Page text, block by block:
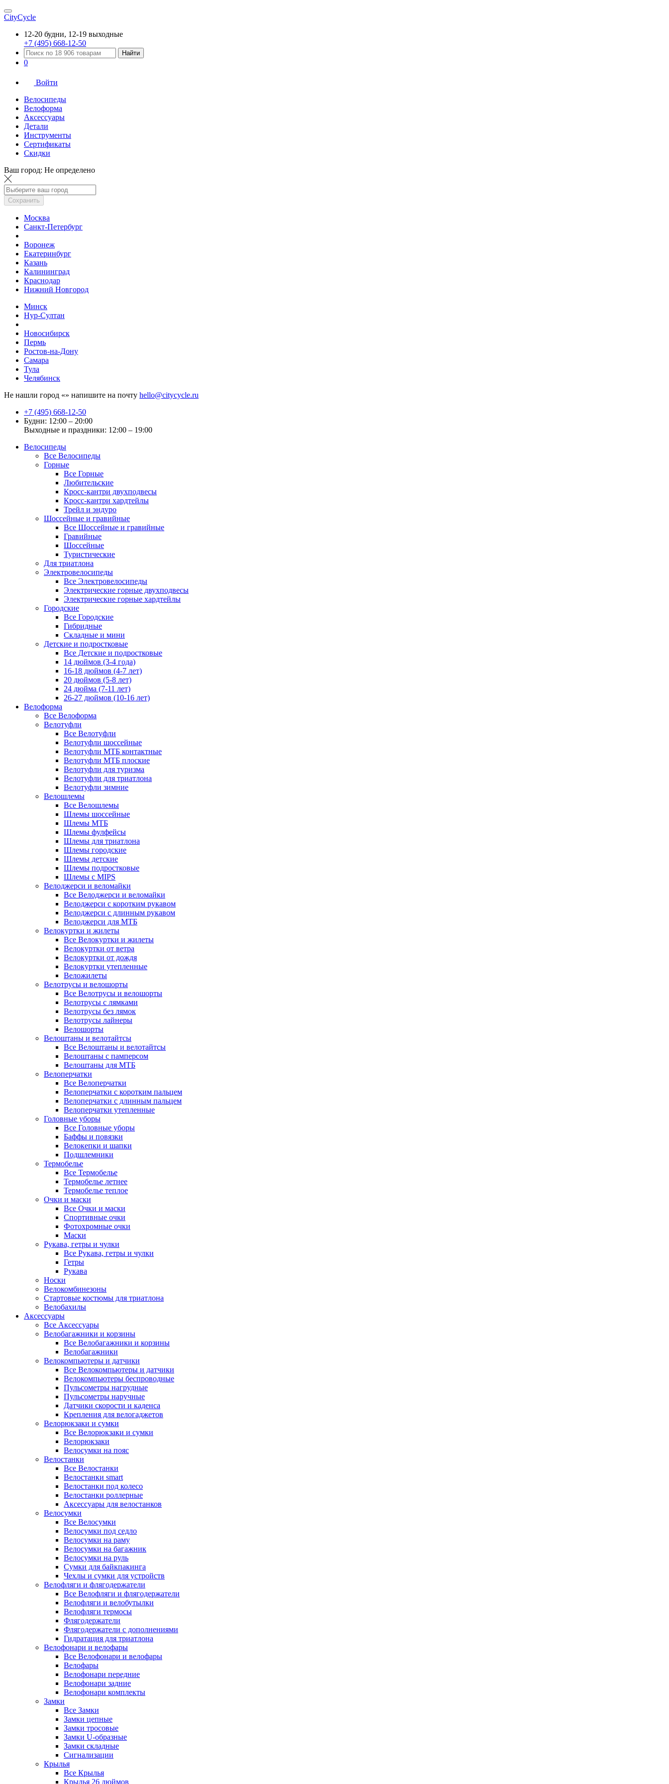
CityCycle
12-20 будни, 12-19 выходные
+7 (495) 668-12-50
Найти
0
Войти
Велосипеды
Велоформа
Аксессуары
Детали
Инструменты
Сертификаты
Скидки
Ваш город: Не определено
Сохранить
Москва
Санкт-Петербург
Воронеж
Екатеринбург
Казань
Калининград
Краснодар
Нижний Новгород
Минск
Нур-Султан
Новосибирск
Пермь
Ростов-на-Дону
Самара
Тула
Челябинск
Не нашли город «» напишите на почту hello@citycycle.ru
+7 (495) 668-12-50
Будни: 12:00 – 20:00
Выходные и праздники: 12:00 – 19:00
Велосипеды
Все Велосипеды
Горные
Все Горные
Любительские
Кросс-кантри двухподвесы
Кросс-кантри хардтейлы
Трейл и эндуро
Шоссейные и гравийные
Все Шоссейные и гравийные
Гравийные
Шоссейные
Туристические
Для триатлона
Электровелосипеды
Все Электровелосипеды
Электрические горные двухподвесы
Электрические горные хардтейлы
Городские
Все Городские
Гибридные
Складные и мини
Детские и подростковые
Все Детские и подростковые
14 дюймов (3-4 года)
16-18 дюймов (4-7 лет)
20 дюймов (5-8 лет)
24 дюйма (7-11 лет)
26-27 дюймов (10-16 лет)
Велоформа
Все Велоформа
Велотуфли
Все Велотуфли
Велотуфли шоссейные
Велотуфли МТБ контактные
Велотуфли МТБ плоские
Велотуфли для туризма
Велотуфли для триатлона
Велотуфли зимние
Велошлемы
Все Велошлемы
Шлемы шоссейные
Шлемы МТБ
Шлемы фулфейсы
Шлемы для триатлона
Шлемы городские
Шлемы детские
Шлемы подростковые
Шлемы с MIPS
Велоджерси и веломайки
Все Велоджерси и веломайки
Велоджерси с коротким рукавом
Велоджерси с длинным рукавом
Велоджерси для МТБ
Велокуртки и жилеты
Все Велокуртки и жилеты
Велокуртки от ветра
Велокуртки от дождя
Велокуртки утепленные
Веложилеты
Велотрусы и велошорты
Все Велотрусы и велошорты
Велотрусы с лямками
Велотрусы без лямок
Велотрусы лайнеры
Велошорты
Велоштаны и велотайтсы
Все Велоштаны и велотайтсы
Велоштаны с памперсом
Велоштаны для МТБ
Велоперчатки
Все Велоперчатки
Велоперчатки с коротким пальцем
Велоперчатки с длинным пальцем
Велоперчатки утепленные
Головные уборы
Все Головные уборы
Баффы и повязки
Велокепки и шапки
Подшлемники
Термобелье
Все Термобелье
Термобелье летнее
Термобелье теплое
Очки и маски
Все Очки и маски
Спортивные очки
Фотохромные очки
Маски
Рукава, гетры и чулки
Все Рукава, гетры и чулки
Гетры
Рукава
Носки
Велокомбинезоны
Стартовые костюмы для триатлона
Велобахилы
Аксессуары
Все Аксессуары
Велобагажники и корзины
Все Велобагажники и корзины
Велобагажники
Велокомпьютеры и датчики
Все Велокомпьютеры и датчики
Велокомпьютеры беспроводные
Пульсометры нагрудные
Пульсометры наручные
Датчики скорости и каденса
Крепления для велогаджетов
Велорюкзаки и сумки
Все Велорюкзаки и сумки
Велорюкзаки
Велосумки на пояс
Велостанки
Все Велостанки
Велостанки smart
Велостанки под колесо
Велостанки роллерные
Аксессуары для велостанков
Велосумки
Все Велосумки
Велосумки под седло
Велосумки на раму
Велосумки на багажник
Велосумки на руль
Сумки для байкпакинга
Чехлы и сумки для устройств
Велофляги и флягодержатели
Все Велофляги и флягодержатели
Велофляги и велобутылки
Велофляги термосы
Флягодержатели
Флягодержатели с дополнениями
Гидратация для триатлона
Велофонари и велофары
Все Велофонари и велофары
Велофары
Велофонари передние
Велофонари задние
Велофонари комплекты
Замки
Все Замки
Замки цепные
Замки тросовые
Замки U-образные
Замки складные
Сигнализации
Крылья
Все Крылья
Крылья 26 дюймов